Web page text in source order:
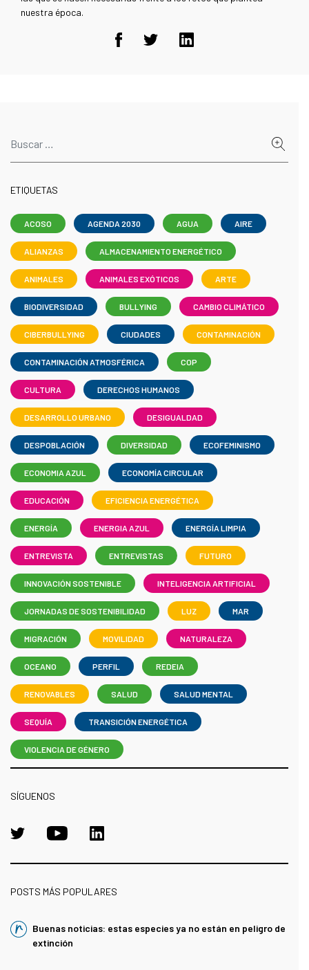
nuestra época.
ETIQUETAS
ACOSO AGENDA 2030 AGUA AIRE
ALIANZAS ALMACENAMIENTO ENERGÉTICO
ANIMALES ANIMALES EXÓTICOS ARTE
BIODIVERSIDAD BULLYING CAMBIO CLIMÁTICO
CIBERBULLYING CIUDADES CONTAMINACIÓN
CONTAMINACIÓN ATMOSFÉRICA COP
CULTURA DERECHOS HUMANOS
DESARROLLO URBANO DESIGUALDAD
DESPOBLACIÓN DIVERSIDAD ECOFEMINISMO
ECONOMIA AZUL ECONOMÍA CIRCULAR
EDUCACIÓN EFICIENCIA ENERGÉTICA
ENERGÍA ENERGIA AZUL ENERGÍA LIMPIA
ENTREVISTA ENTREVISTAS FUTURO
INNOVACIÓN SOSTENIBLE INTELIGENCIA ARTIFICIAL
JORNADAS DE SOSTENIBILIDAD LUZ MAR
MIGRACIÓN MOVILIDAD NATURALEZA
OCEANO PERFIL REDEIA
RENOVABLES SALUD SALUD MENTAL
SEQUÍA TRANSICIÓN ENERGÉTICA
VIOLENCIA DE GÉNERO
SÍGUENOS
POSTS MÁS POPULARES
Buenas noticias: estas especies ya no están en peligro de
extinción